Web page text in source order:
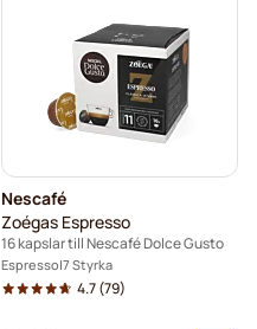
Nescafé
Zoégas Espresso
16 kapslar till Nescafé Dolce Gusto
Espresso 7 Styrka
4.7(79)